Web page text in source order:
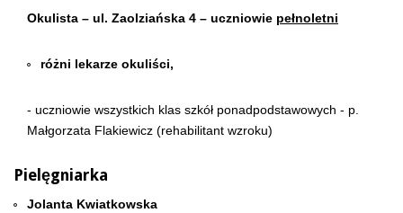
Okulista – ul. Zaolziańska 4 – uczniowie pełnoletni
różni lekarze okuliści,
- uczniowie wszystkich klas szkół ponadpodstawowych - p.
Małgorzata Flakiewicz (rehabilitant wzroku)
Pielęgniarka
Jolanta Kwiatkowska